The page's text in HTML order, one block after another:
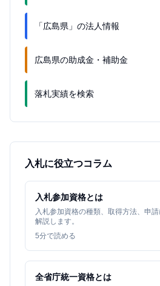
「広島県」の法人情報
広島県の助成金・補助金
落札実績を検索
入札に役立つコラム
入札参加資格とは
入札参加資格の種類、取得方法、申
解説します。
5分で読める
全省庁統一資格とは